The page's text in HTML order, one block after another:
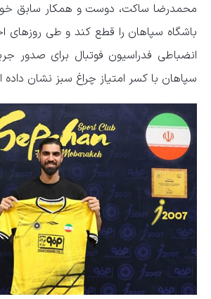
محمدرضا ساکت، دوست و همکار سابق
باشگاه سپاهان را قطع کند و طی روزهای
انضباطی فدراسیون فوتبال برای صدور
سپاهان با کسر امتیاز چراغ سبز نشان